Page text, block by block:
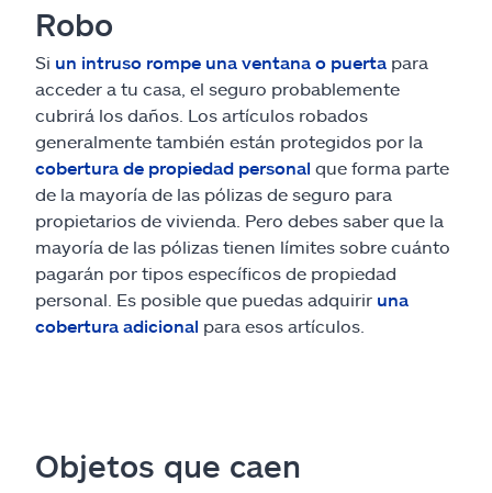
Robo
Si un intruso rompe una ventana o puerta para
acceder a tu casa, el seguro probablemente
cubrirá los daños. Los artículos robados
generalmente también están protegidos por la
cobertura de propiedad personal que forma parte
de la mayoría de las pólizas de seguro para
propietarios de vivienda. Pero debes saber que la
mayoría de las pólizas tienen límites sobre cuánto
pagarán por tipos específicos de propiedad
personal. Es posible que puedas adquirir una
cobertura adicional para esos artículos.
Objetos que caen